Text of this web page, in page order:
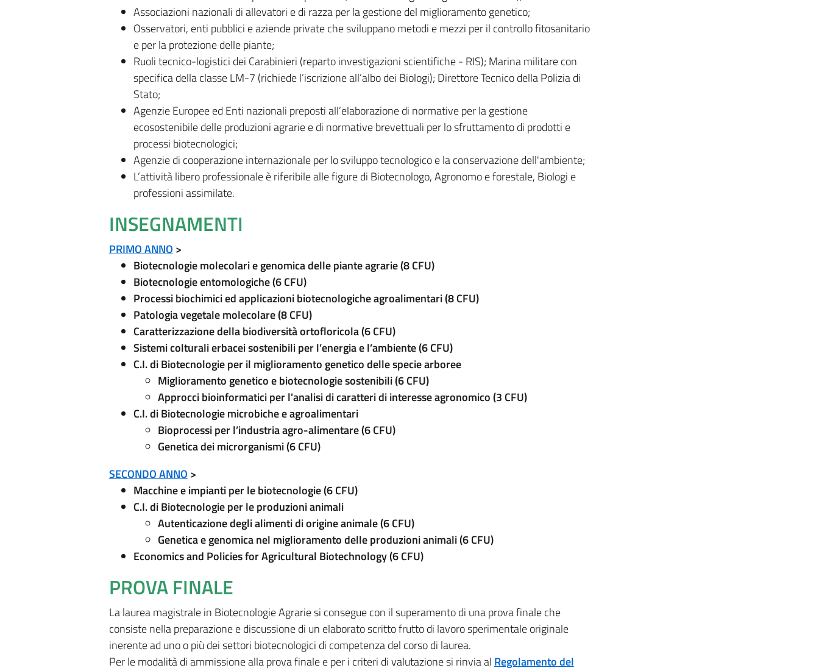
Associazioni nazionali di allevatori e di razza per la gestione del miglioramento genetico;
Osservatori, enti pubblici e aziende private che sviluppano metodi e mezzi per il controllo fitosanitario
e per la protezione delle piante;
Ruoli tecnico-logistici dei Carabinieri (reparto investigazioni scientifiche - RIS); Marina militare con
specifica della classe LM-7 (richiede l’iscrizione all’albo dei Biologi); Direttore Tecnico della Polizia di
Stato;
Agenzie Europee ed Enti nazionali preposti all’elaborazione di normative per la gestione
ecosostenibile delle produzioni agrarie e di normative brevettuali per lo sfruttamento di prodotti e
processi biotecnologici;
Agenzie di cooperazione internazionale per lo sviluppo tecnologico e la conservazione dell'ambiente;
L’attività libero professionale è riferibile alle figure di Biotecnologo, Agronomo e forestale, Biologi e
professioni assimilate.
INSEGNAMENTI
PRIMO ANNO>
Biotecnologie molecolari e genomica delle piante agrarie (8 CFU)
Biotecnologie entomologiche (6 CFU)
Processi biochimici ed applicazioni biotecnologiche agroalimentari (8 CFU)
Patologia vegetale molecolare (8 CFU)
Caratterizzazione della biodiversità ortofloricola (6 CFU)
Sistemi colturali erbacei sostenibili per l’energia e l’ambiente (6 CFU)
C.I. di Biotecnologie per il miglioramento genetico delle specie arboree
Miglioramento genetico e biotecnologie sostenibili (6 CFU)
Approcci bioinformatici per l'analisi di caratteri di interesse agronomico (3 CFU)
C.I. di Biotecnologie microbiche e agroalimentari
Bioprocessi per l’industria agro-alimentare (6 CFU)
Genetica dei microrganismi (6 CFU)
SECONDO ANNO>
Macchine e impianti per le biotecnologie (6 CFU)
C.I. di Biotecnologie per le produzioni animali
Autenticazione degli alimenti di origine animale (6 CFU)
Genetica e genomica nel miglioramento delle produzioni animali(6 CFU)
Economics and Policies for Agricultural Biotechnology (6 CFU)
PROVA FINALE
La laurea magistrale in Biotecnologie Agrarie si consegue con il superamento di una prova finale che
consiste nella preparazione e discussione di un elaborato scritto frutto di lavoro sperimentale originale
inerente ad uno o più dei settori biotecnologici di competenza del corso di laurea.
Per le modalità di ammissione alla prova finale e per i criteri di valutazione si rinvia alRegolamento del